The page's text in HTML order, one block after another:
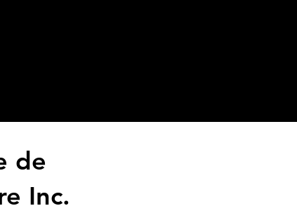
de
Inc.